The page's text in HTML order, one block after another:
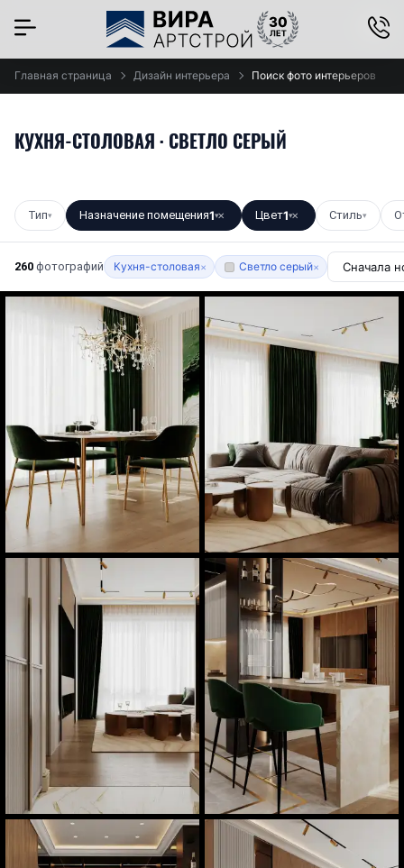
Главная страница Дизайн интерьера Поиск фото интерьеров
КУХНЯ-СТОЛОВАЯ · СВЕТЛО СЕРЫЙ
Тип▾ Назначение помещения1▾✕ Цвет1▾✕ Стиль▾
260 фотографий Кухня-столовая× Светло серый×
×